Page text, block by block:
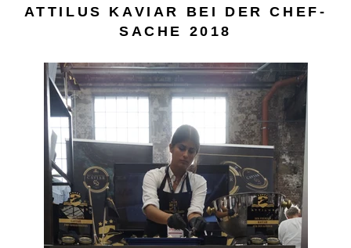
Bryllup
KONTO
KONTAKT
EN
ATTILUS KAVIAR BEI DER CHEF-
SACHE 2018